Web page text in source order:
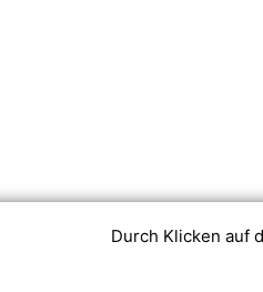
Durch Klicken auf